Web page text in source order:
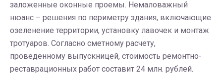
заложенные оконные проемы. Немаловажный
нюанс – решения по периметру здания, включающие
озеленение территории, установку лавочек и монтаж
тротуаров. Согласно сметному расчету,
проведенному выпускницей, стоимость ремонтно-
реставрационных работ составит 24 млн. рублей.